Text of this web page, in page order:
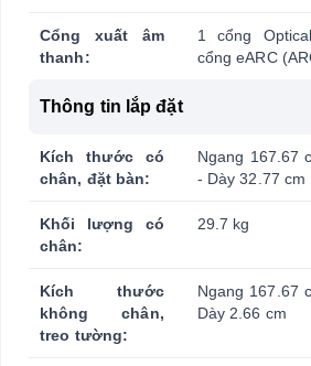
Cổng xuất âm
thanh:
1 cổng
cổng eARC
Thông tin lắp đặt
Kích thước có
chân, đặt bàn:
Ngang 167.67
- Dày 32.77 cm
Khối lượng có
chân:
29.7 kg
Kích thước
không chân,
treo tường:
Ngang 167.67
Dày 2.66 cm